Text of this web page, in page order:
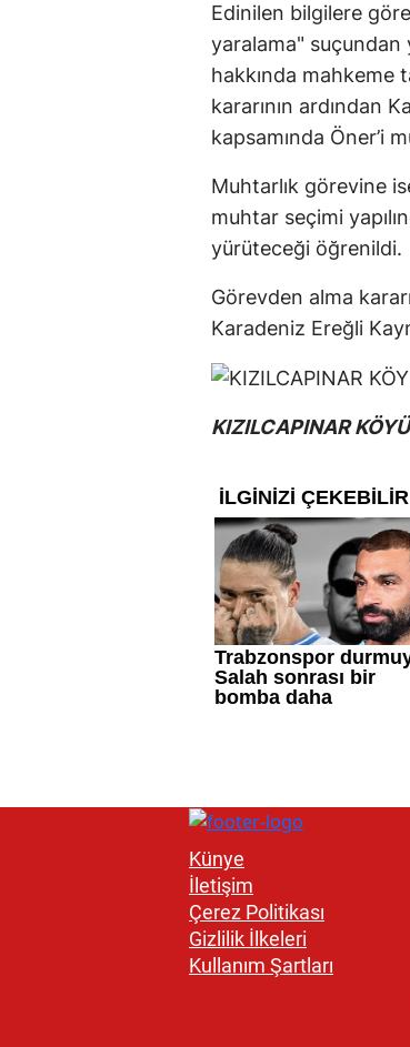
Edinilen bilgilere
yaralama" suçundan
hakkında mahkeme
kararının ardından
kapsamında Öner’i
Muhtarlık görevine
muhtar seçimi
yürüteceği öğrenildi.
Görevden alma
Karadeniz Ereğli
KIZILCAPINAR
Künye
İletişim
Çerez Politikası
Gizlilik İlkeleri
Kullanım Şartları